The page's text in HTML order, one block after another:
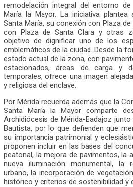
remodelación integral del entorno
María la Mayor. La iniciativa
Santa María, su conexión con Plaza de
con Plaza de Santa Clara y otras
objetivo de dignificar uno de los
emblemáticos de la ciudad. Desde la
estado actual de la zona, con
estacionados, áreas de carga y
temporales, ofrece una imagen
y religiosa del enclave.
Por Mérida recuerda además que la
Santa María la Mayor comparte
Archidiócesis de Mérida-Badajoz
Bautista, por lo que defienden que
su importancia patrimonial y
proponen incluir en las bases del
peatonal, la mejora de pavimentos, la
nueva iluminación monumental, la
urbano, la incorporación de
histórico y criterios de sostenibilidad y